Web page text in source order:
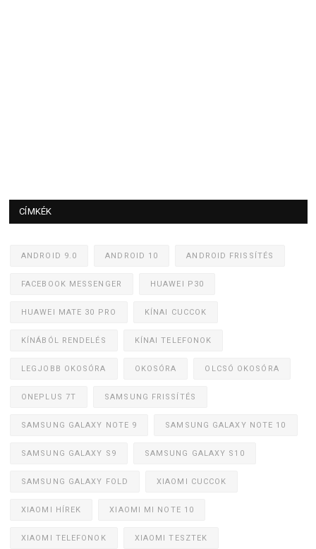
CÍMKÉK
ANDROID 9.0 ANDROID 10 ANDROID FRISSÍTÉS
FACEBOOK MESSENGER HUAWEI P30
HUAWEI MATE 30 PRO KÍNAI CUCCOK
KÍNÁBÓL RENDELÉS KÍNAI TELEFONOK
LEGJOBB OKOSÓRA OKOSÓRA OLCSÓ OKOSÓRA
ONEPLUS 7T SAMSUNG FRISSÍTÉS
SAMSUNG GALAXY NOTE 9 SAMSUNG GALAXY NOTE 10
SAMSUNG GALAXY S9 SAMSUNG GALAXY S10
SAMSUNG GALAXY FOLD XIAOMI CUCCOK
XIAOMI HÍREK XIAOMI MI NOTE 10
XIAOMI TELEFONOK XIAOMI TESZTEK